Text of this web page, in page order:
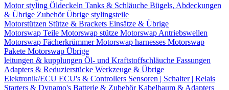
Motor styling Öldeckeln Tanks & Schläuche Bügels, Abdeckungen
& Übrige ZubehörÜbrige stylingsteile
Motorstützen Stütze & Brackets Einsätze & Übrige
Motorswap Teile Motorswap stütze Motorswap Antriebswellen
Motorswap FächerkrümmerMotorswap harnesses Motorswap
Pakete Motorswap Übrige
leitungen & kupplungen Öl- und Kraftstoffschläuche Fassungen
Adapters & Reduzierstücke Werkzeuge & Übrige
Elektronik/ECU ECU's & Controllers Sensoren | Schalter | Relais
Starters & Dynamo's Batterie & ZubehörKabelbaum & Adapters